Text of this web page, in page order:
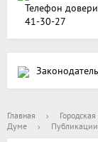
Телефон
41-30-27
Главная ›
Думе
›